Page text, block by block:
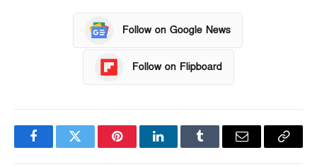
Follow on Google News
Follow on Flipboard
FacebookTwitter PinterestLinkedInTumblr Email
Copy